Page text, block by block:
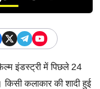
इंडस्ट्री में पिछले 24
कलाकार की शादी हुई